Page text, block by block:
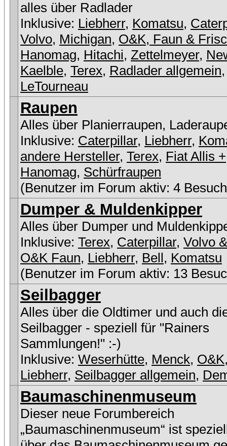
alles über Radlader
Inklusive: Liebherr, Komatsu,
Volvo, Michigan, O&K, Faun &
Hanomag, Hitachi, Zettelmeyer,
Kaelble, Terex, Radlader allgemein,
LeTourneau
Raupen
Alles über Planierraupen,
Inklusive: Caterpillar, Liebherr,
andere Hersteller, Terex, Fiat Allis +
Hanomag, Schürfraupen
(Benutzer im Forum aktiv: 4
Dumper & Muldenkipper
Alles über Dumper und
Inklusive: Terex, Caterpillar, Volvo
O&K Faun, Liebherr, Bell, Komatsu
(Benutzer im Forum aktiv: 13
Seilbagger
Alles über die Oldtimer und auch
Seilbagger - speziell für "Rainers
Sammlungen!" :-)
Inklusive: Weserhütte, Menck, O&K
Liebherr, Seilbagger allgemein,
Baumaschinenmuseum
Dieser neue Forumbereich
„Baumaschinenmuseum“ ist